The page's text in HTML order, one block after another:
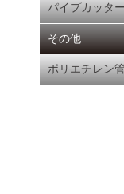
パイプカッタ
その他
ポリエチレン